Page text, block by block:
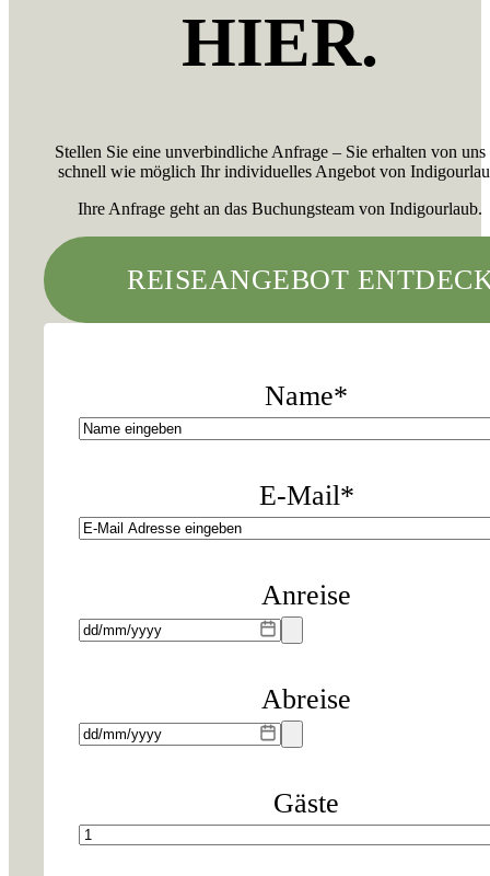
HIER.
Stellen Sie eine unverbindliche Anfrage – Sie erhalten von uns
schnell wie möglich Ihr individuelles Angebot von
Ihre Anfrage geht an das Buchungsteam von Indigourlaub.
REISEANGEBOT
Name*
E-Mail*
Anreise
Abreise
Gäste